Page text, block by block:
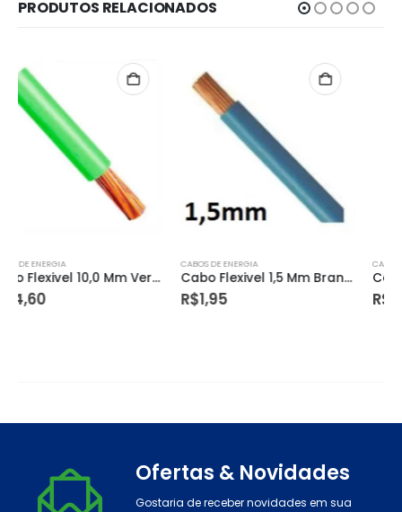
PRODUTOS RELACIONADOS
CABOS DE ENERGIA
Cabo Flexivel 1,5 Mm Branco
R$1,95
CABOS DE ENERGIA
Cabo Flexivel 10,0 Mm Azul
R$
Ofertas & Novidades
Gostaria de receber novidades em sua